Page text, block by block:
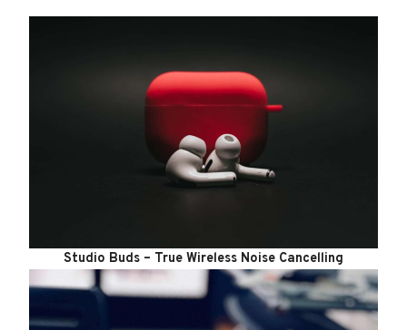
Studio Buds – True Wireless Noise Cancelling